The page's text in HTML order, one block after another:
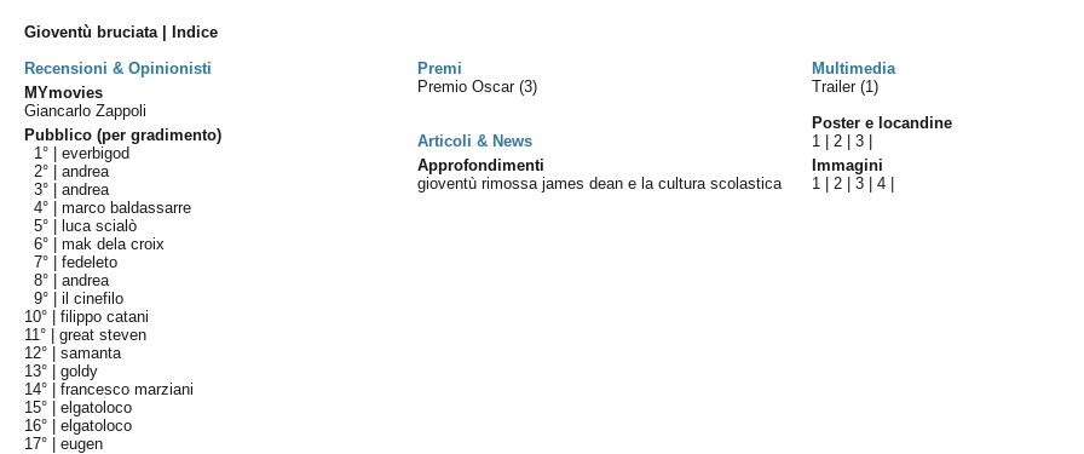
Gioventù bruciata | Indice
Recensioni & Opinionisti
Premi
Multimedia
MYmovies
Giancarlo Zappoli
Pubblico (per gradimento)
1° |everbigod
2° |andrea
3° |andrea
4° |marco baldassarre
5° |
luca scialò
6° |mak dela croix
7° |fedeleto
8° |andrea
9° |il cinefilo
10° |filippo catani
11° |great steven
12° |samanta
13° |goldy
14° |francesco marziani
15° |elgatoloco
16° |elgatoloco
17° |eugen
Premio Oscar(3)
Articoli & News
Approfondimenti
gioventù rimossa james dean e la cultura scolastica
Trailer (1)
Poster e locandine
1 |2 |3
Immagini
1 |2 |3 |4